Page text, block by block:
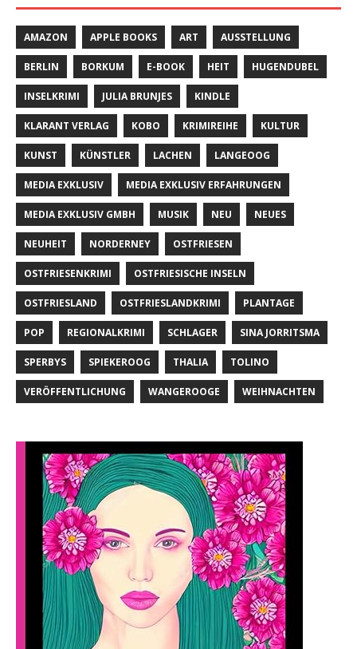
AMAZON APPLE BOOKS ART AUSSTELLUNG
BERLIN BORKUM E-BOOK HEIT HUGENDUBEL
INSELKRIMI JULIA BRUNJES KINDLE
KLARANT VERLAG KOBO KRIMIREIHE KULTUR
KUNST KÜNSTLER LACHEN LANGEOOG
MEDIA EXKLUSIV MEDIA EXKLUSIV ERFAHRUNGEN
MEDIA EXKLUSIV GMBH MUSIK NEU NEUES
NEUHEIT NORDERNEY OSTFRIESEN
OSTFRIESENKRIMI OSTFRIESISCHE INSELN
OSTFRIESLAND OSTFRIESLANDKRIMI PLANTAGE
POP REGIONALKRIMI SCHLAGER SINA JORRITSMA
SPERBYS SPIEKEROOG THALIA TOLINO
VERÖFFENTLICHUNG WANGEROOGE WEIHNACHTEN